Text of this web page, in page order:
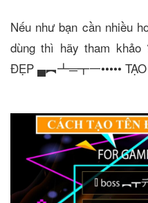
Nếu như bạn cần nhiều
dùng thì hãy tham khảo
ĐẸP ▄︻┻═┳一•••••